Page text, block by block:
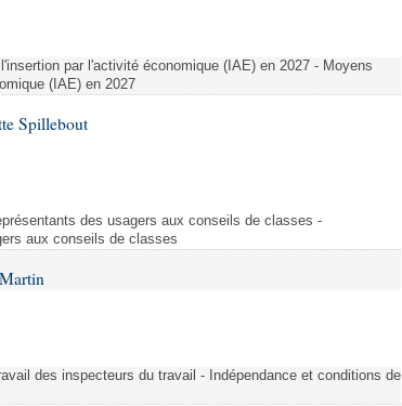
par l'activité économique (IAE) en 2027 - Moyens
(IAE) en 2027
Spillebout
des usagers aux conseils de classes -
aux conseils de classes
des inspecteurs du travail - Indépendance et conditions de